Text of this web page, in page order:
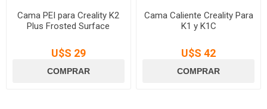
Cama PEI para Creality K2
Plus Frosted Surface
U$S 29
Cama Caliente Creality Para
K1 y K1C
U$S 42